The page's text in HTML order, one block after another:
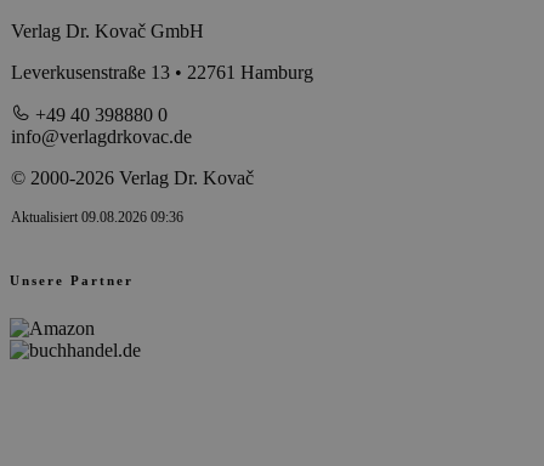
Verlag Dr. Kovač GmbH
Leverkusenstraße 13 • 22761 Hamburg
+49 40 398880 0
info@verlagdrkovac.de
© 2000-2026 Verlag Dr. Kovač
Aktualisiert 09.08.2026 09:36
Unsere Partner